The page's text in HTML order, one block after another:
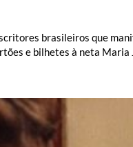
brasileiros que
e bilhetes à neta